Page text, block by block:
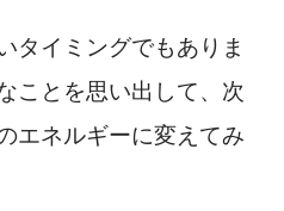
タイミングでもありま
ことを思い出して、次
エネルギーに変えてみ